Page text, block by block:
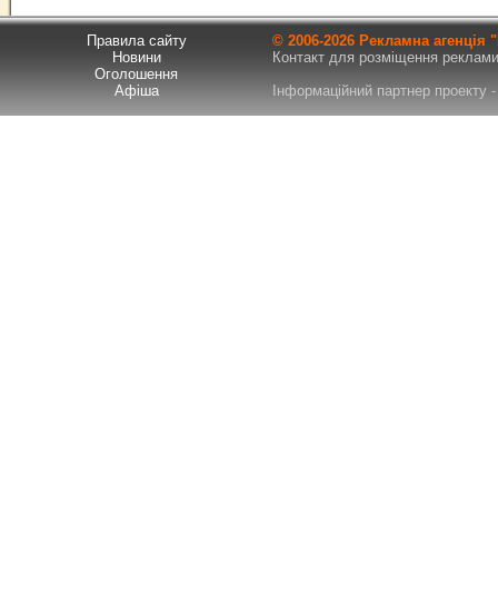
Правила сайту
Новини
Оголошення
Афіша
© 2006-2026 Рекламна
Контакт для розміщення
Інформаційний партнер проекту